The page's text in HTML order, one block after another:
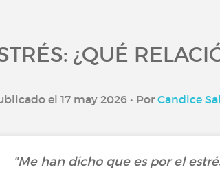
¿QUÉ
el 17 may 2026 • Por Candice
"Me han dicho que es por el